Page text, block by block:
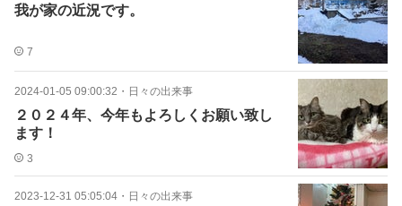
我が家の近況です。
7
2024-01-05 09:00:32 ・ 日々の出来事
２０２４年、今年もよろしくお願い致し
ます！
3
2023-12-31 05:05:04 ・ 日々の出来事